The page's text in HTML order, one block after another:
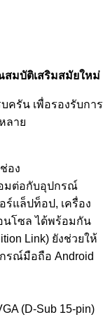
มบัติเสริมสมัยใหม่
ครัน เพื่อรองรับการ
ลาย
อง
มต่อกับอุปกรณ์
ร์แล็ปท็อป, เครื่อง
นโซล ได้พร้อมกัน
Link) ยังช่วยให้
รณ์มือถือ Android
(D-Sub 15-pin)